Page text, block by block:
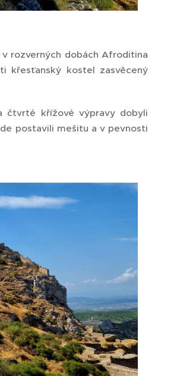
rozverných dobách Afroditina
křesťanský kostel zasvěcený
čtvrté křížové výpravy dobyli
postavili mešitu a v pevnosti